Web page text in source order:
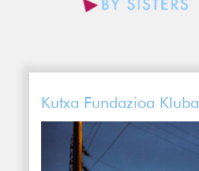
Kutxa Fundazioa Kluba